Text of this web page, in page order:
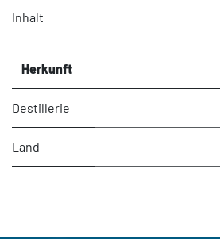
Inhalt
Herkunft
Destillerie
Land